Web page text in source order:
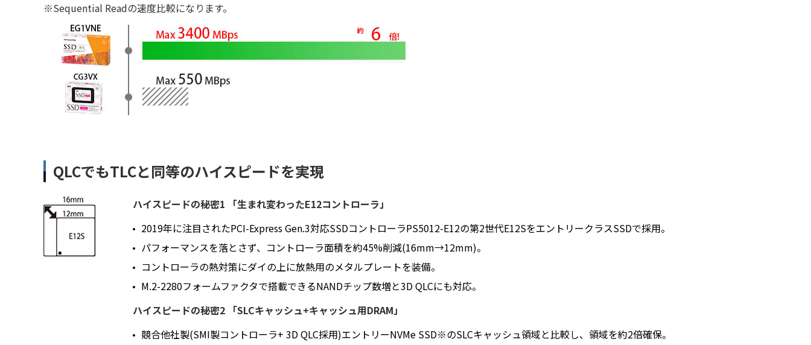
※Sequential Readの速度比較になります。
QLCでもTLCと同等のハイスピードを実現
ハイスピードの秘密1 「生まれ変わったE12コントローラ」
2019年に注目されたPCI-Express Gen.3対応SSDコントローラPS5012-E12の第2世代E12SをエントリークラスSSDで採用。
パフォーマンスを落とさず、コントローラ面積を約45%削減(16mm→12mm)。
コントローラの熱対策にダイの上に放熱用のメタルプレートを装備。
M.2-2280フォームファクタで搭載できるNANDチップ数増と3D QLCにも対応。
ハイスピードの秘密2 「SLCキャッシュ+キャッシュ用DRAM」
競合他社製(SMI製コントローラ+ 3D QLC採用)エントリーNVMe SSD※のSLCキャッシュ領域と比較し、領域を約2倍確保。